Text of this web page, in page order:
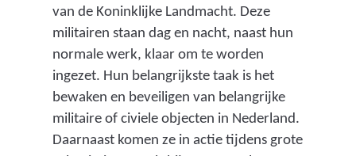
van de Koninklijke Landmacht. Deze
militairen staan dag en nacht, naast hun
normale werk, klaar om te worden
ingezet. Hun belangrijkste taak is het
bewaken en beveiligen van belangrijke
militaire of civiele objecten in Nederland.
Daarnaast komen ze in actie tijdens grote